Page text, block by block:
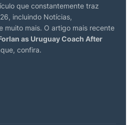
que constantemente traz
incluindo Notícias,
muito mais. O artigo mais recente
as Uruguay Coach After
confira.